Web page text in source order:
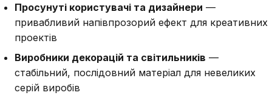
Просунуті користувачі та дизайнери —
привабливий напівпрозорий ефект для креативних
проектів
Виробники декорацій та світильників —
стабільний, послідовний матеріал для невеликих
серій виробів